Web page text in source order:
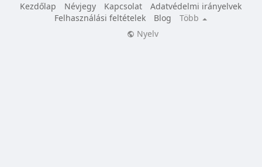
Kezdőlap
Névjegy Kapcsolat
Adatvédelmi irányelvek
Felhasználási feltételek
Blog
Több
Nyelv